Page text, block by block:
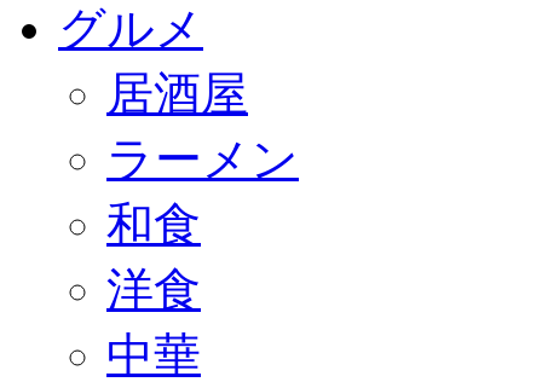
グルメ
居酒屋
ラーメン
和食
洋食
中華